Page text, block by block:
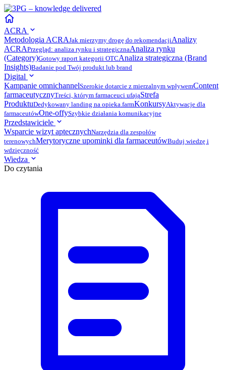
ACRA
Metodologia ACRAJak mierzymy drogę do rekomendacjiAnalizy
ACRAPrzegląd: analiza rynku i strategicznaAnaliza rynku
(Category)Gotowy raport kategorii OTCAnaliza strategiczna (Brand
Insights)Badanie pod Twój produkt lub brand
Digital
Kampanie omnichannelSzerokie dotarcie z mierzalnym wpływemContent
farmaceutycznyTreści, którym farmaceuci ufająStrefa
ProduktuDedykowany landing na opieka.farmKonkursyAktywacje dla
farmaceutówOne-offySzybkie działania komunikacyjne
Przedstawiciele
Wsparcie wizyt aptecznychNarzędzia dla zespołów
terenowychMerytoryczne upominki dla farmaceutówBuduj wiedzę i
wdzięczność
Wiedza
Do czytania